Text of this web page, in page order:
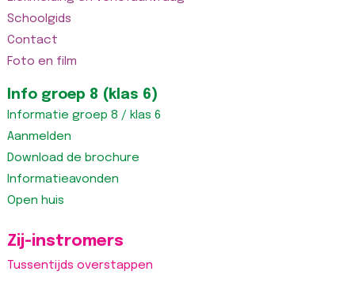
Schoolgids
Contact
Foto en film
Info groep 8 (klas 6)
Informatie groep 8 / klas 6
Aanmelden
Download de brochure
Informatieavonden
Open huis
Zij-instromers
Tussentijds overstappen